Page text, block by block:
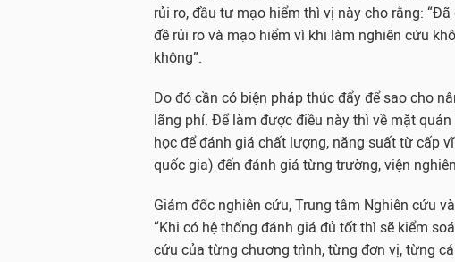
rủi ro, đầu tư mạo hiểm thì vị này cho rằng:
đề rủi ro và mạo hiểm vì khi làm nghiên cứu
không”.
Do đó cần có biện pháp thúc đẩy để sao cho
lãng phí. Để làm được điều này thì về mặt
học để đánh giá chất lượng, năng suất từ cấp
quốc gia) đến đánh giá từng trường, viện
Giám đốc nghiên cứu, Trung tâm Nghiên cứu
“Khi có hệ thống đánh giá đủ tốt thì sẽ kiểm
cứu của từng chương trình, từng đơn vị, từng